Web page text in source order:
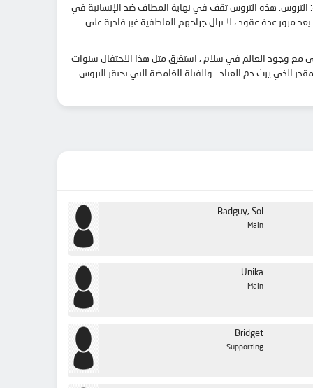
التروس. هذه التروس تقف في نهاية المطاف ضد الإنسانية في
مرور عدة عقود ، لا تزال جراحهم العاطفية غير قادرة على
مع وجود العالم في سلام ، استغرق مثل هذا الاحتفال سنوات
الذي يرث دم العتاد – والفتاة الغامضة التي تحتقر التروس.
Badguy, Sol
Main
Unika
Main
Bridget
Supporting